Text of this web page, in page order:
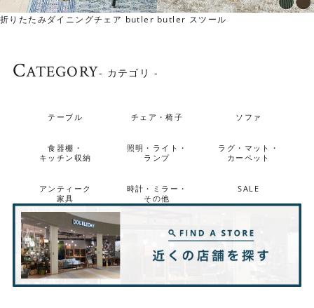
折りたたみダイニングチェア butler butler スツール
CATEGORY- カテゴリ -
テーブル チェア・椅子 ソファ
食器棚・
キッチン収納
照明・ライト・
ランプ
ラグ・マット・
カーペット
アンティーク
家具
時計・ミラー・
その他
SALE